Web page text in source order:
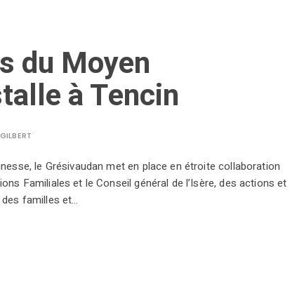
du Moyen
à Tencin
GILBERT
le Grésivaudan met en place en étroite collaboration
Familiales et le Conseil général de l’Isère, des actions et
familles et…